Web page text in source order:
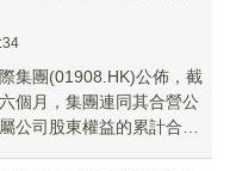
集團(01908.HK)公佈，截
個月，集團連同其合營公
公司股東權益的累計合同